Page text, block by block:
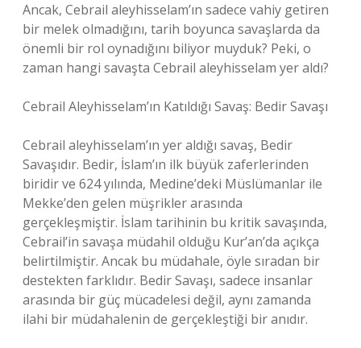
Ancak, Cebrail aleyhisselam’ın sadece vahiy getiren
bir melek olmadığını, tarih boyunca savaşlarda da
önemli bir rol oynadığını biliyor muyduk? Peki, o
zaman hangi savaşta Cebrail aleyhisselam yer aldı?
Cebrail Aleyhisselam’ın Katıldığı Savaş: Bedir Savaşı
Cebrail aleyhisselam’ın yer aldığı savaş, Bedir
Savaşıdır. Bedir, İslam’ın ilk büyük zaferlerinden
biridir ve 624 yılında, Medine’deki Müslümanlar ile
Mekke’den gelen müşrikler arasında
gerçekleşmiştir. İslam tarihinin bu kritik savaşında,
Cebrail’in savaşa müdahil olduğu Kur’an’da açıkça
belirtilmiştir. Ancak bu müdahale, öyle sıradan bir
destekten farklıdır. Bedir Savaşı, sadece insanlar
arasında bir güç mücadelesi değil, aynı zamanda
ilahi bir müdahalenin de gerçekleştiği bir anıdır.